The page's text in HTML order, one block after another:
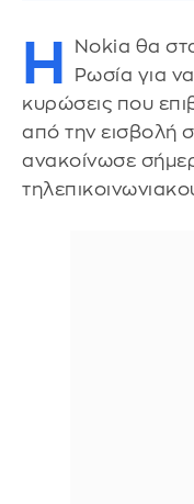
Η
Nokia θα
Ρωσία για
κυρώσεις που
από την εισβολή
ανακοίνωσε